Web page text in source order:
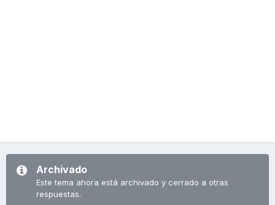
Archivado
Este tema ahora está archivado y cerrado a otras
respuestas.